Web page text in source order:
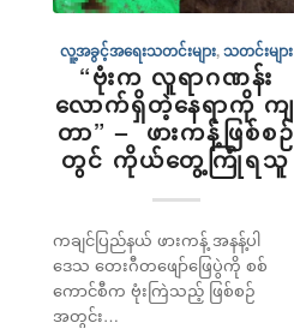
လူ့အခွင့်အရေးသတင်းများ,သတင်းများ
“ဗုံးက လူရာဂဏန်း
လောက်ရှိတဲ့နေရာကို ကျ
တာ” – ဖားကန့်ဖြစ်စဉ်
တွင် ကိုယ်တွေ့ကြုံရသူ
ကချင်ပြည်နယ် ဖားကန့် အနန့်ပါ
ဒေသ တေးဂီတဖျော်ဖြေပွဲကို စစ်
ကောင်စီက ဗုံးကြဲသည့် ဖြစ်စဉ်
အတွင်း…